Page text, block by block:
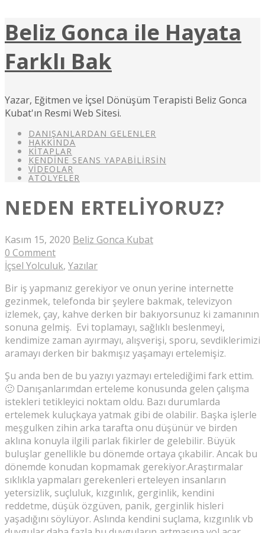
Beliz Gonca ile Hayata
Farklı Bak
Yazar, Eğitmen ve İçsel Dönüşüm Terapisti Beliz Gonca
Kubat'ın Resmi Web Sitesi.
DANIŞANLARDAN GELENLER
HAKKINDA
KITAPLAR
KENDINE SEANS YAPABILIRSIN
VIDEOLAR
ATÖLYELER
NEDEN ERTELIYORUZ?
Kasım 15, 2020 Beliz Gonca Kubat
0 Comment
İçsel Yolculuk, Yazılar
Bir iş yapmanız gerekiyor ve onun yerine internette
gezinmek, telefonda bir şeylere bakmak, televizyon
izlemek, çay, kahve derken bir bakıyorsunuz ki zamanının
sonuna gelmiş. Evi toplamayı, sağlıklı beslenmeyi,
kendimize zaman ayırmayı, alışverişi, sporu, sevdiklerimizi
aramayı derken bir bakmışız yaşamayı ertelemişiz.
Şu anda ben de bu yazıyı yazmayı ertelediğimi fark ettim.
🙂 Danışanlarımdan erteleme konusunda gelen çalışma
istekleri tetikleyici noktam oldu. Bazı durumlarda
ertelemek kuluçkaya yatmak gibi de olabilir. Başka işlerle
meşgulken zihin arka tarafta onu düşünür ve birden
aklına konuyla ilgili parlak fikirler de gelebilir. Büyük
buluşlar genellikle bu dönemde ortaya çıkabilir. Ancak bu
dönemde konudan kopmamak gerekiyor.Araştırmalar
sıklıkla yapmaları gerekenleri erteleyen insanların
yetersizlik, suçluluk, kızgınlık, gerginlik, kendini
reddetme, düşük özgüven, panik, gerginlik hisleri
yaşadığını söylüyor. Aslında kendini suçlama, kızgınlık vb